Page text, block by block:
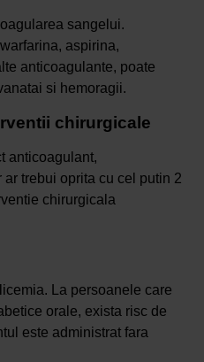
sangelui.
aspirina,
anticoagulante, poate
si hemoragii.
chirurgicale
anticoagulant,
trebui oprita cu cel putin 2
chirurgicala
La persoanele care
orale, exista risc de
este administrat fara